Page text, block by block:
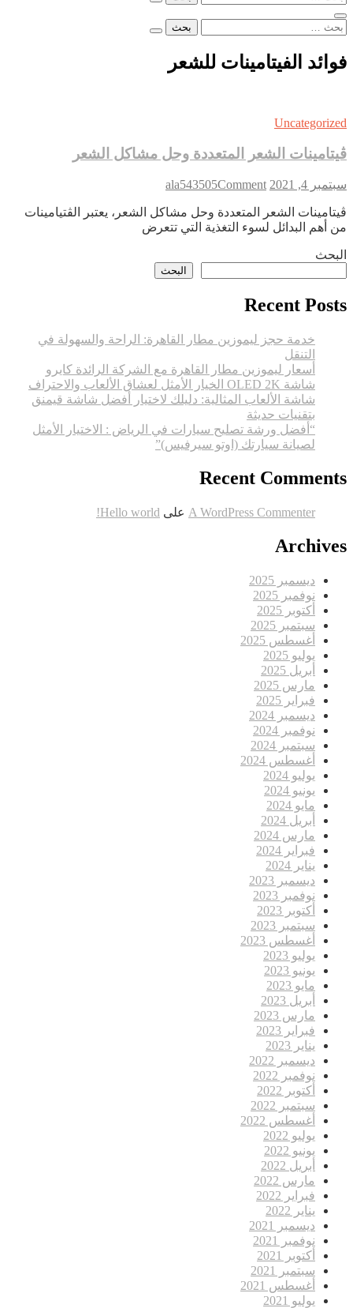
البحث
فوائد الفيتامينات للشعر
Uncategorized
ڤيتامينات الشعر المتعددة وحل مشاكل الشعر
سبتمبر 4, 2021 ala543505Comment
on
الشعر
المتعددة
الشعر
ڤيتامينات الشعر المتعددة وحل مشاكل الشعر، يعتبر الڤتيامينات
من أهم البدائل لسوء التغذية التي تتعرض
البحث
البحث
Recent Posts
خدمة حجز ليموزين مطار القاهرة: الراحة والسهولة في
التنقل
أسعار ليموزين مطار القاهرة مع الشركة الرائدة كايرو
شاشة OLED 2K الخيار الأمثل لعشاق الألعاب والاحتراف
شاشة الألعاب المثالية: دليلك لاختيار أفضل شاشة قيمنق
بتقنيات حديثة
“أفضل ورشة تصليح سيارات في الرياض : الاختيار الأمثل
لصيانة سيارتك (اوتو سيرفيس)”
Recent Comments
A WordPress Commenter على Hello world!
Archives
ديسمبر 2025
نوفمبر 2025
أكتوبر 2025
سبتمبر 2025
أغسطس 2025
يوليو 2025
أبريل 2025
مارس 2025
فبراير 2025
ديسمبر 2024
نوفمبر 2024
سبتمبر 2024
أغسطس 2024
يوليو 2024
يونيو 2024
مايو 2024
أبريل 2024
مارس 2024
فبراير 2024
يناير 2024
ديسمبر 2023
نوفمبر 2023
أكتوبر 2023
سبتمبر 2023
أغسطس 2023
يوليو 2023
يونيو 2023
مايو 2023
أبريل 2023
مارس 2023
فبراير 2023
يناير 2023
ديسمبر 2022
نوفمبر 2022
أكتوبر 2022
سبتمبر 2022
أغسطس 2022
يوليو 2022
يونيو 2022
أبريل 2022
مارس 2022
فبراير 2022
يناير 2022
ديسمبر 2021
نوفمبر 2021
أكتوبر 2021
سبتمبر 2021
أغسطس 2021
يوليو 2021